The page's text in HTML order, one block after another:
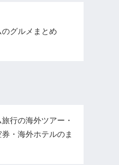
グルメまとめ
行の海外ツアー・
・海外ホテルのま